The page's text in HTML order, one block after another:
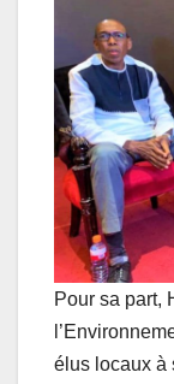
Pour sa part,
élus locaux à